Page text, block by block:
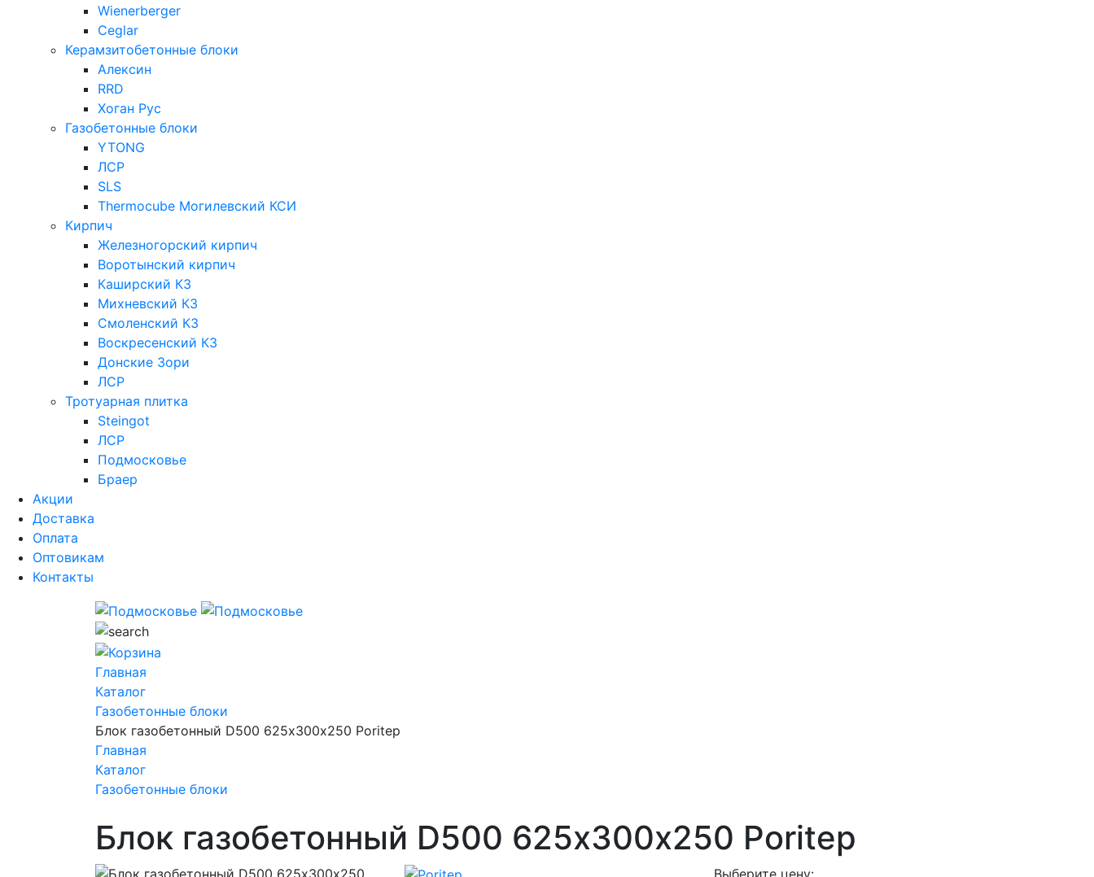
Wienerberger
Ceglar
Керамзитобетонные блоки
Алексин
RRD
Хоган Рус
Газобетонные блоки
YTONG
ЛСР
SLS
Thermocube Могилевский КСИ
Кирпич
Железногорский кирпич
Воротынский кирпич
Каширский КЗ
Михневский КЗ
Смоленский КЗ
Воскресенский КЗ
Донские Зори
ЛСР
Тротуарная плитка
Steingot
ЛСР
Подмосковье
Браер
Акции
Доставка
Оплата
Оптовикам
Контакты
Главная
Каталог
Газобетонные блоки
Блок газобетонный D500 625х300х250 Poritep
Главная
Каталог
Газобетонные блоки
Блок газобетонный D500 625х300х250 Poritep
Выберите цену: